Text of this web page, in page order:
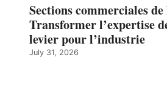
Sections commerciales de
Transformer l’expertise
levier pour l’industrie
July 31, 2026